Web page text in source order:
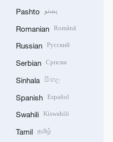
Pashto پښتو
Romanian Română
Russian Русский
Serbian Српски
Sinhala සිංහල
Spanish Español
Swahili Kiswahili
Tamil தமிழ்